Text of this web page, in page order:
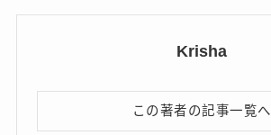
Krisha
この著者の記事一覧へ